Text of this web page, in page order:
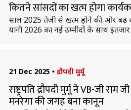
कितने सांसदों का खत्म होगा
साल 2025 तेजी से खत्म होने की ओर बढ़
यानी 2026 का नई उम्मीदों के साथ इंतजार
21 Dec 2025 • द्रौपदी मुर्मू
राष्ट्रपति द्रौपदी मुर्मू ने VB-जी
मनरेगा की जगह बना कानून